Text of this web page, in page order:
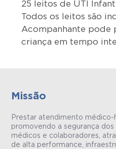
25 leitos de UTI
Todos os leitos são
Acompanhante pode
criança em tempo
Missão
Prestar atendimento
promovendo a segurança dos
médicos e colaboradores,
de alta performance,